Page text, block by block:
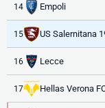
14 Empoli
15 US Salernitana
16 Lecce
17 Hellas Verona